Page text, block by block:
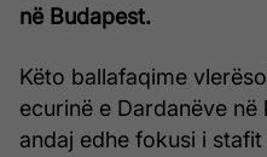
në Budapest.
Këto ballafaqime
ecurinë e Dardanëve
andaj edhe fokusi i